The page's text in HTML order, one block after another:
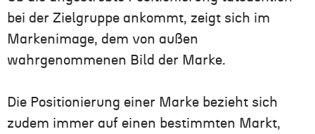
bei der Zielgruppe ankommt, zeigt sich im
Markenimage, dem von außen
wahrgenommenen Bild der Marke.
Die Positionierung einer Marke bezieht sich
zudem immer auf einen bestimmten Markt,